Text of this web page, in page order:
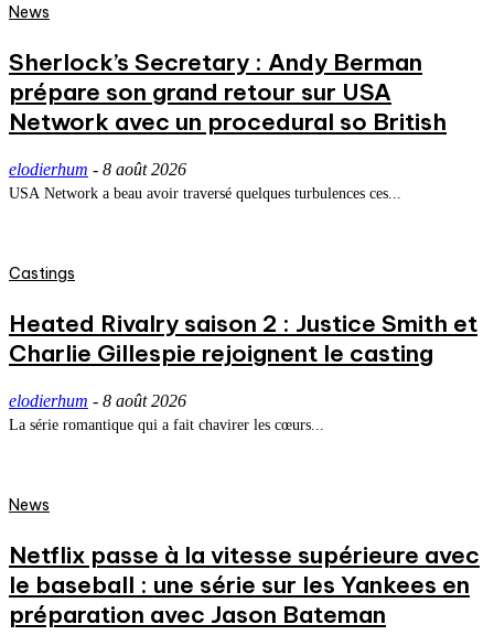
News
Sherlock’s Secretary : Andy Berman
prépare son grand retour sur USA
Network avec un procedural so British
elodierhum - 8 août 2026
USA Network a beau avoir traversé quelques turbulences ces...
Castings
Heated Rivalry saison 2 : Justice Smith et
Charlie Gillespie rejoignent le casting
elodierhum - 8 août 2026
La série romantique qui a fait chavirer les cœurs...
News
Netflix passe à la vitesse supérieure avec
le baseball : une série sur les Yankees en
préparation avec Jason Bateman